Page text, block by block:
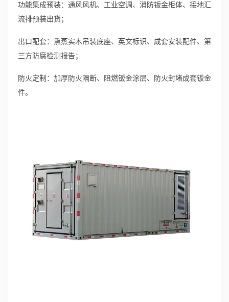
功能集成预装：通风风机、工业空调、消防钣金柜体、接地汇
流排预装出货；
出口配套：熏蒸实木吊装底座、英文标识、成套安装配件、第
三方防腐检测报告；
防火定制：加厚防火隔断、阻燃钣金涂层、防火封堵成套钣金
件。